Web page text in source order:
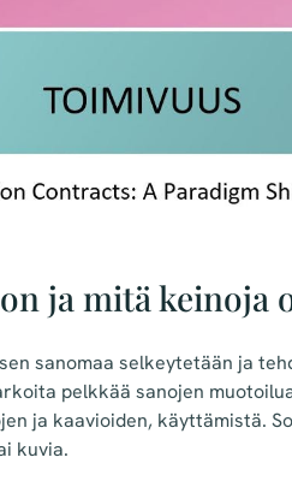
ja mitä keinoja
sanomaa selkeytetään ja
pelkkää sanojen
ja kaavioiden, käyttämistä.
kuvia.